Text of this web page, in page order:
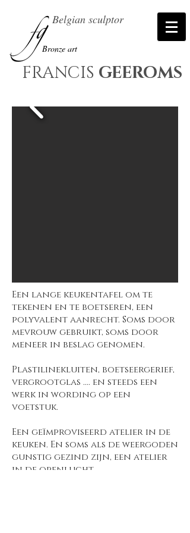
Belgian sculptor
Bronze art
FRANCIS GEEROMS
Een lange keukentafel om te
tekenen en te boetseren, een
polyvalent aanrecht. Soms door
mevrouw gebruikt, soms door
meneer in beslag genomen.
Plastilinekluiten, boetseergerief,
vergrootglas .... en steeds een
werk in wording op een
voetstuk.
Een geïmproviseerd atelier in de
keuken. En soms als de weergoden
gunstig gezind zijn, een atelier
in de openlucht.